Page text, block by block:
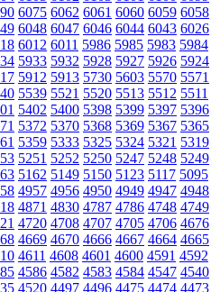
6075 6062 6061 6060 6059 6058
6048 6047 6046 6044 6043 6026
6012 6011 5986 5985 5983 5984
5933 5932 5928 5927 5926 5924
5912 5913 5730 5603 5570 5571
5539 5521 5520 5513 5512 5511
5402 5400 5398 5399 5397 5396
5372 5370 5368 5369 5367 5365
5359 5333 5325 5324 5321 5319
5251 5252 5250 5247 5248 5249
5162 5149 5150 5123 5117 5095
4957 4956 4950 4949 4947 4948
4871 4830 4787 4786 4748 4749
4720 4708 4707 4705 4706 4676
4669 4670 4666 4667 4664 4665
4611 4608 4601 4600 4591 4592
4586 4582 4583 4584 4547 4540
4520 4497 4496 4475 4474 4473